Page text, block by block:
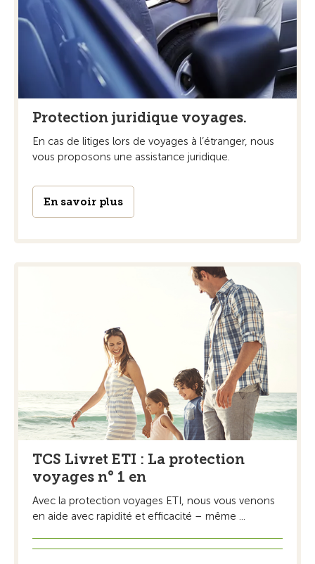
Protection juridique voyages.
En cas de litiges lors de voyages à l’étranger, nous
vous proposons une assistance juridique.
En savoir plus
TCS Livret ETI : La protection
voyages n° 1 en
Avec la protection voyages ETI, nous vous venons
en aide avec rapidité et efficacité – même ...